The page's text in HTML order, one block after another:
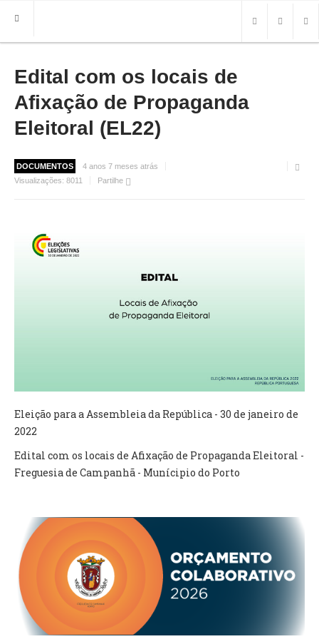
HOME
FREGUESIA
INFO
MAPA
ROTEIRO TURÍSTICO
IMPRENSA
CONSTITUIÇÃO
PRESIDENTE
GRAVAÇÕES DAS REUNIÕES PÚBLICAS DO EXECUTIVO
DOCUMENTOS
ATAS E DOCUMENTOS DA ASSEMBLEIA
REGULAMENTOS E TAXAS
PLANO E ORÇAMENTO
RELATÓRIO E CONTAS
Edital com os locais de
Afixação de Propaganda
Eleitoral (EL22)
DOCUMENTOS
4 anos 7 meses atrás
Visualizações: 8011 Partilhe
Eleição para a Assembleia da República - 30 de janeiro de
2022
Edital com os locais de Afixação de Propaganda Eleitoral -
Freguesia de Campanhã - Munícipio do Porto